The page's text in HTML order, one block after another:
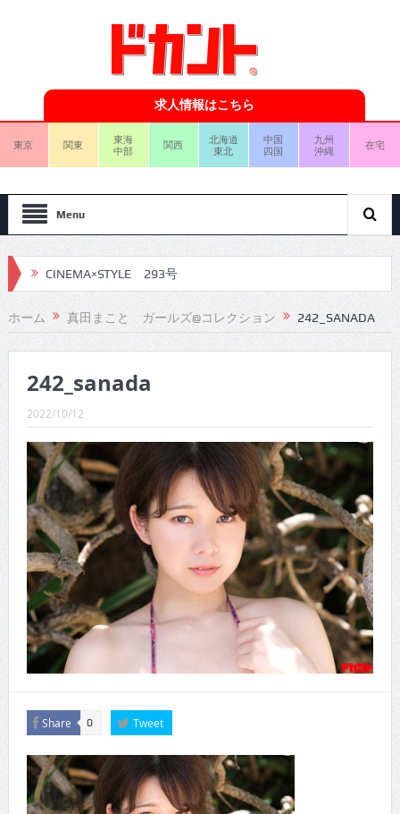
求人情報はこちら
東京 関東
東海
中部
関西
北海道
東北
中国
四国
九州
沖縄
在宅
Menu
CINEMA×STYLE 293号
CINEMA×STYLE 292号
CINEMA×STYLE 291号
CINEMA×STYLE 290号
CINEMA×STYLE 289号
CINEMA×STYLE 288号
CINEMA×STYLE 287号
CINEMA×STYLE 286号
CINEMA×STYLE 285号
CINEMA×STYLE 294号
ホーム 真田まこと ガールズ@コレクション 242_SANADA
242_sanada
2022/10/12
Share 0 Tweet